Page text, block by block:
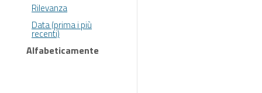
Rilevanza
Data (prima i più
recenti)
Alfabeticamente